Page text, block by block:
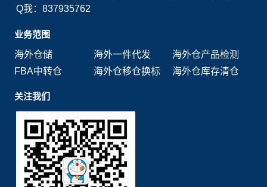
Q我：837935762
业务范围
海外仓储
海外一件代发
海外仓产品检测
FBA中转仓
海外仓移仓换标 海外仓库存清仓
关注我们